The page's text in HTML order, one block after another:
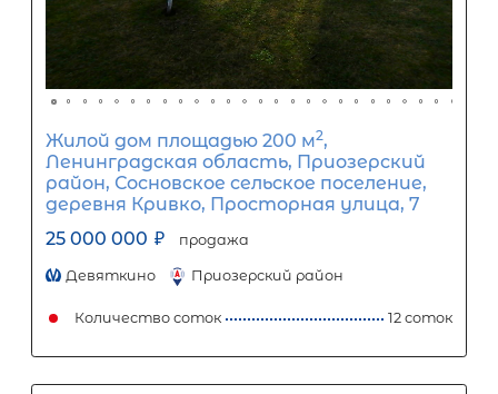
10 15 20 25
Процентная
ставка
1 5 10 15 20
Ежемесячный платеж
Размер кредита
11 960 000 ₽